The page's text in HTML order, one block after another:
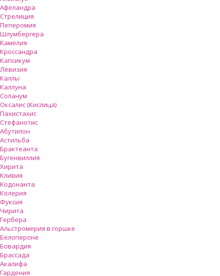
Афеландра
Стрелиция
Пеперомия
Шлумбергера
Камелия
Кроссандра
Капсикум
Левизия
Каллы
Каллуна
Соланум
Оксалис (Кислица)
Пахистахис
Стефанотис
Абутилон
Астильба
Брактеанта
Бугенвиллия
Хирита
Кливия
Кодонанта
Колерия
Фуксия
Чирита
Гербера
Альстромерия в горшке
Белопероне
Бовардия
Брассада
Акалифа
Гардения